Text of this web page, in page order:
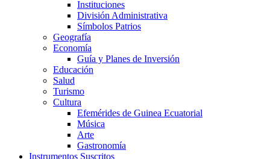
Instituciones
División Administrativa
Símbolos Patrios
Geografía
Economía
Guía y Planes de Inversión
Educación
Salud
Turismo
Cultura
Efemérides de Guinea Ecuatorial
Música
Arte
Gastronomía
Instrumentos Suscritos